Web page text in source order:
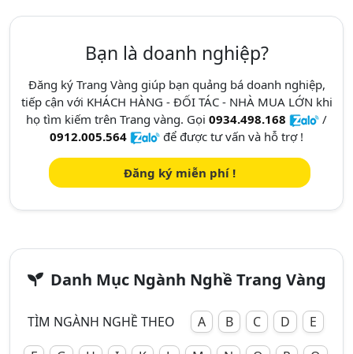
Bạn là doanh nghiệp?
Đăng ký Trang Vàng giúp bạn quảng bá doanh nghiệp,
tiếp cận với KHÁCH HÀNG - ĐỐI TÁC - NHÀ MUA LỚN khi
họ tìm kiếm trên Trang vàng. Gọi 0934.498.168
/
0912.005.564
để được tư vấn và hỗ trợ !
Đăng ký miễn phí !
Danh Mục Ngành Nghề Trang Vàng
TÌM NGÀNH NGHỀ THEO A B C D
E